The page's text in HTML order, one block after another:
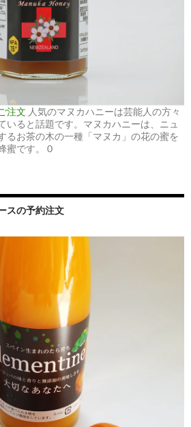
注文 人気のマヌカハニーは芸能人の方々
いると話題です。マヌカハニーは、ニュ
るお茶の木の一種「マヌカ」の花の蜜を
蜜です。 0
スの予約注文